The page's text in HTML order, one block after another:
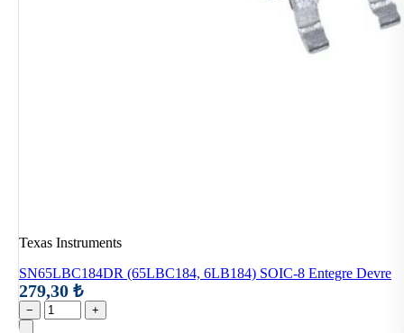
Texas Instruments
SN65LBC184DR (65LBC184, 6LB184) SOIC-8 Entegre Devre
279,30 ₺
− +